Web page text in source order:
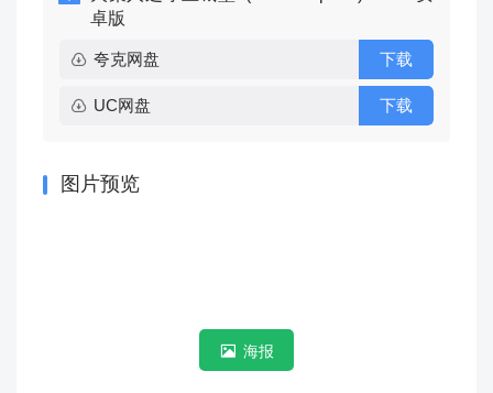
卓版
夸克网盘 下载
UC网盘 下载
图片预览
海报